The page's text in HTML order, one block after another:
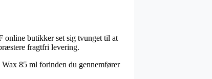
online butikker set sig tvunget til at
fragtfri levering.
85 ml forinden du gennemfører